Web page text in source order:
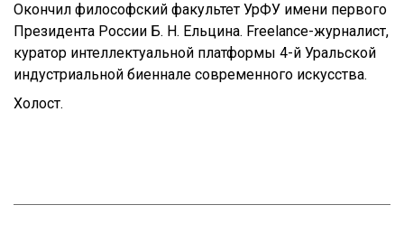
Окончил философский факультет УрФУ имени первого
Президента России Б. Н. Ельцина. Freelance-журналист,
куратор интеллектуальной платформы 4-й Уральской
индустриальной биеннале современного искусства.
Холост.